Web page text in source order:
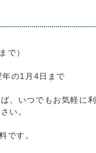
で）
の1月4日まで
、いつでもお気軽に
い。
です。